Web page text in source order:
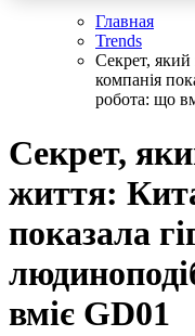
Главная
Trends
Секрет,
компанія
робота: що
Секрет,
життя:
показала
вміє GD01